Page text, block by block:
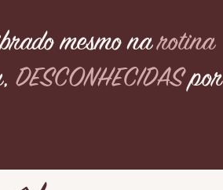
mesmo narotina
DESCONHECIDASpor